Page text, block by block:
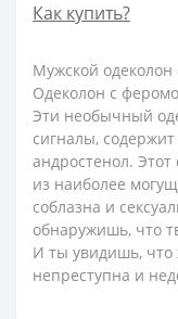
Как купить?
Мужской
Одеколон c
Эти необычный
сигналы,
андростенол. Этот
из наиболее
соблазна и
обнаружишь, что
И ты увидишь,
непреступна и